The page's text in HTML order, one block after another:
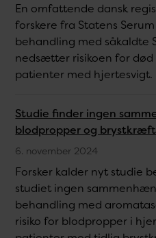
En omfattende dansk
forskere fra Statens
behandling med såkaldte
nedsætter risikoen for
patienter med hjertesvigt.
Studie finder ingen
blodpropper og
6. november 2024
Forsker kalder nyt studie
studiet ingen
behandling med
risiko for blodpropper i